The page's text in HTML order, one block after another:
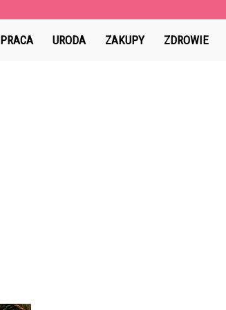
PRACA URODA ZAKUPY ZDROWIE